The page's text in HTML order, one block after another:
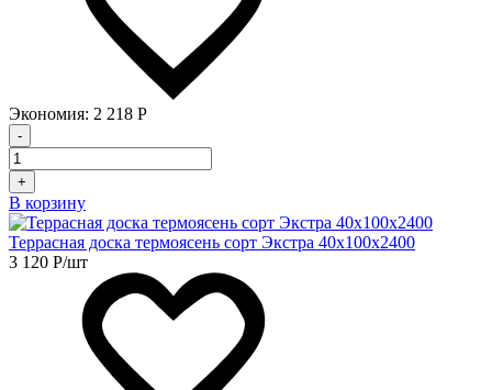
Экономия: 2 218 Р
-
+
В корзину
Террасная доска термоясень сорт Экстра 40х100х2400
3 120 Р/шт